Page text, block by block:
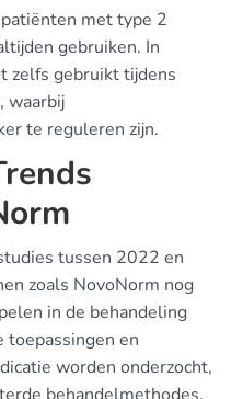
met type 2
gebruiken. In
zelfs gebruikt tijdens
waarbij
te reguleren zijn.
tussen 2022 en
zoals NovoNorm nog
in de behandeling
toepassingen en
worden onderzocht,